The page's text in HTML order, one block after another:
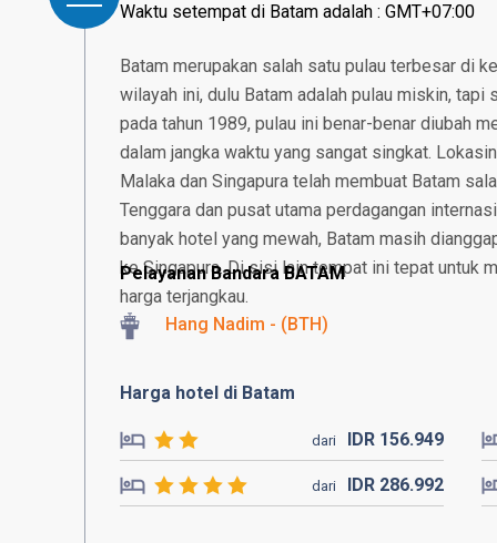
Waktu setempat di Batam adalah : GMT+07:00
Batam merupakan salah satu pulau terbesar di
wilayah ini, dulu Batam adalah pulau miskin,
pada tahun 1989, pulau ini benar-benar diubah
dalam jangka waktu yang sangat singkat.
Malaka dan Singapura telah membuat Batam
Tenggara dan pusat utama perdagangan
banyak hotel yang mewah, Batam masih
ke Singapura. Di sisi lain tempat ini tepat untuk
harga terjangkau.
Pelayanan Bandara BATAM
Hang Nadim - (BTH)
Harga hotel di Batam
dari IDR 156.949
dari IDR 286.992